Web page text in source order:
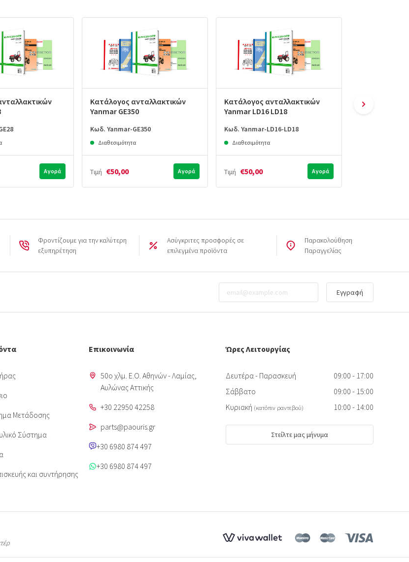
Αγορά
Κατάλογος ανταλλακτικών
Yanmar GE350
Κωδ. Yanmar-GE350
Διαθεσιμότητα
Τιμή €50,00 Αγορά
Κατάλογος ανταλλακτικών
Yanmar LD16 LD18
Κωδ. Yanmar-LD16-LD18
Διαθεσιμότητα
Τιμή €50,00 Αγορά
Κατάλογος
Φροντίζουμε για την καλύτερη
εξυπηρέτηση
Ασύγκριτες προσφορές σε
επιλεγμένα προϊόντα
Παρακολούθηση
Παραγγελίας
Εγγραφή
Μετάδοσης
Σύστημα
και συντήρησης
Επικοινωνία
50o χλμ. Ε.Ο. Αθηνών - Λαμίας,
Aυλώνας Αττικής
+30 22950 42258
parts@paouris.gr
+30 6980 874 497
+30 6980 874 497
Ώρες Λειτουργίας
Δευτέρα - Παρασκευή
09:00 - 17:00
Σάββατο
09:00 - 15:00
Κυριακή (κατόπιν ραντεβού) 10:00 - 14:00
Στείλτε μας μήνυμα